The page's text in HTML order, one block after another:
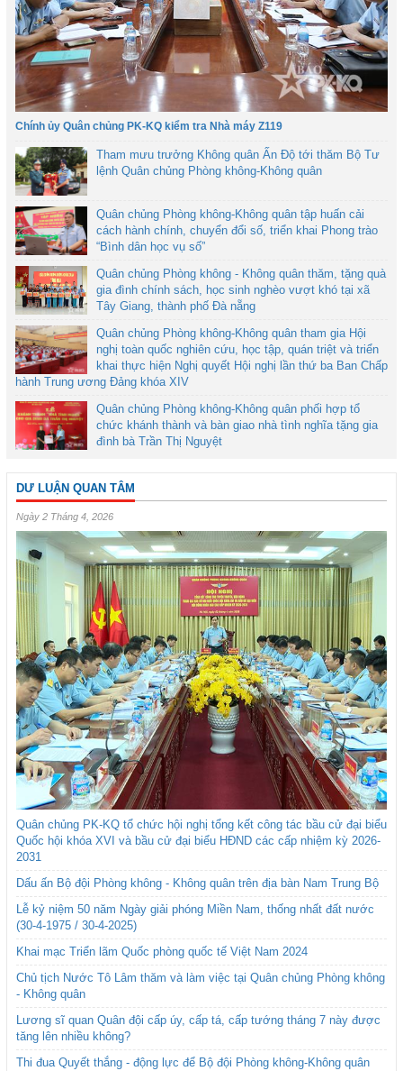
Chính ủy Quân chủng PK-KQ kiểm tra Nhà máy Z119
Tham mưu trưởng Không quân Ấn Độ tới thăm Bộ Tư
lệnh Quân chủng Phòng không-Không quân
Quân chủng Phòng không-Không quân tập huấn cải
cách hành chính, chuyển đổi số, triển khai Phong trào
“Bình dân học vụ số”
Quân chủng Phòng không - Không quân thăm, tặng quà
gia đình chính sách, học sinh nghèo vượt khó tại xã
Tây Giang, thành phố Đà nẵng
Quân chủng Phòng không-Không quân tham gia Hội
nghị toàn quốc nghiên cứu, học tập, quán triệt và triển
khai thực hiện Nghị quyết Hội nghị lần thứ ba Ban Chấp
hành Trung ương Đảng khóa XIV
Quân chủng Phòng không-Không quân phối hợp tổ
chức khánh thành và bàn giao nhà tình nghĩa tặng gia
đình bà Trần Thị Nguyệt
DƯ LUẬN QUAN TÂM
Ngày 2 Tháng 4, 2026
Quân chủng PK-KQ tổ chức hội nghị tổng kết công tác bầu cử đại biểu
Quốc hội khóa XVI và bầu cử đại biểu HĐND các cấp nhiệm kỳ 2026-
2031
Dấu ấn Bộ đội Phòng không - Không quân trên địa bàn Nam Trung Bộ
Lễ kỷ niệm 50 năm Ngày giải phóng Miền Nam, thống nhất đất nước
(30-4-1975 / 30-4-2025)
Khai mạc Triển lãm Quốc phòng quốc tế Việt Nam 2024
Chủ tịch Nước Tô Lâm thăm và làm việc tại Quân chủng Phòng không
- Không quân
Lương sĩ quan Quân đội cấp úy, cấp tá, cấp tướng tháng 7 này được
tăng lên nhiều không?
Thi đua Quyết thắng - động lực để Bộ đội Phòng không-Không quân